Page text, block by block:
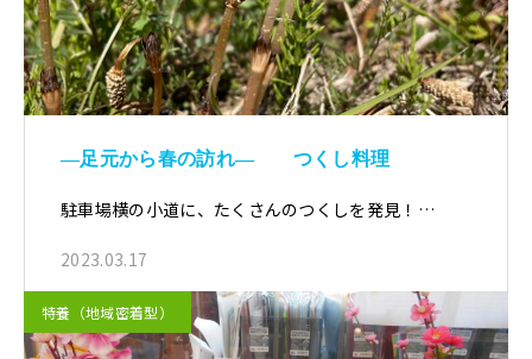
―足元から春の訪れ― つくし料理
駐車場横の小道に、たくさんのつくしを発見！…
2023.03.17
特養（地域密着型）